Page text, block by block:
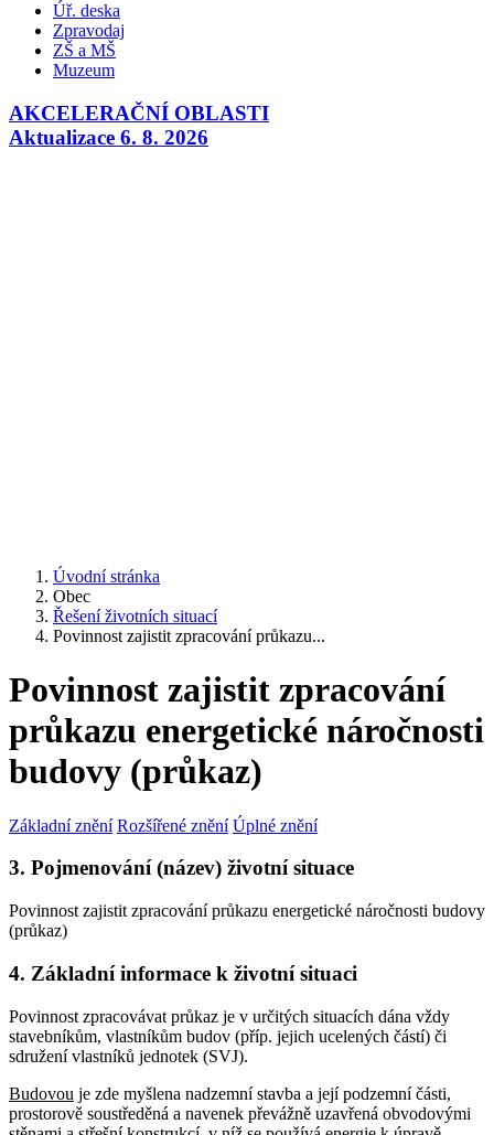
Úř. deska
Zpravodaj
ZŠ a MŠ
Muzeum
AKCELERAČNÍ OBLASTI
Aktualizace 6. 8. 2026
Úvodní stránka
Obec
Řešení životních situací
Povinnost zajistit zpracování průkazu...
Povinnost zajistit zpracování
průkazu energetické náročnosti
budovy (průkaz)
Základní znění Rozšířené znění Úplné znění
3. Pojmenování (název) životní situace
Povinnost zajistit zpracování průkazu energetické náročnosti budovy
(průkaz)
4. Základní informace k životní situaci
Povinnost zpracovávat průkaz je v určitých situacích dána vždy
stavebníkům, vlastníkům budov (příp. jejich ucelených částí) či
sdružení vlastníků jednotek (SVJ).
Budovou je zde myšlena nadzemní stavba a její podzemní části,
prostorově soustředěná a navenek převážně uzavřená obvodovými